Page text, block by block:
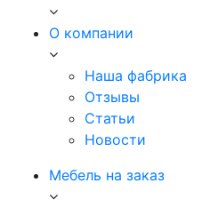
О компании
Наша фабрика
Отзывы
Статьи
Новости
Мебель на заказ